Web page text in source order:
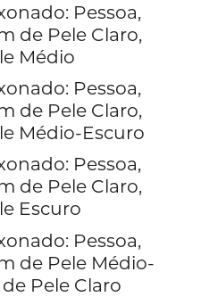
Pessoa,
de Pele Claro,
Médio
Pessoa,
de Pele Claro,
Médio-Escuro
Pessoa,
de Pele Claro,
Escuro
Pessoa,
de Pele Médio-
Pele Claro